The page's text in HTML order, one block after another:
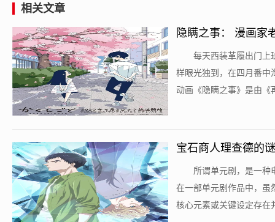
相关文章
隐瞒之事： 漫画家
每天西装革履出门上
样眼光独到，在四月番中
动画《隐瞒之事》是由《
宝石商人理查德的
所谓单元剧，是一种
在一部单元剧作品中，虽
核心元素或关键设定存在